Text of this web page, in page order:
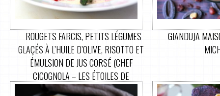
ROUGETS FARCIS, PETITS LÉGUMES
GLAÇÉS À L’HUILE D’OLIVE, RISOTTO ET
ÉMULSION DE JUS CORSÉ (CHEF
CICOGNOLA – LES ÉTOILES DE
MOUGINS)
GIANDUJA